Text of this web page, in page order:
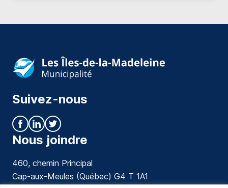
Suivez-nous
Nous joindre
460, chemin Principal
Cap-aux-Meules (Québec) G4 T 1A1